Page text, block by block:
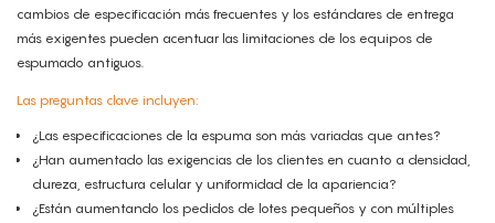
cambios de especificación más frecuentes y los estándares de entrega
más exigentes pueden acentuar las limitaciones de los equipos de
espumado antiguos.
Las preguntas clave incluyen:
¿Las especificaciones de la espuma son más variadas que antes?
¿Han aumentado las exigencias de los clientes en cuanto a densidad,
dureza, estructura celular y uniformidad de la apariencia?
¿Están aumentando los pedidos de lotes pequeños y con múltiples